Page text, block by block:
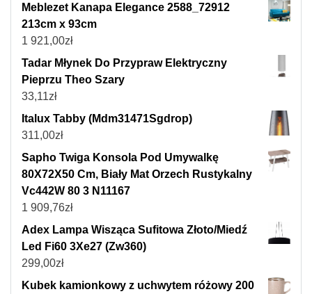
Meblezet Kanapa Elegance 2588_72912
213cm x 93cm
1 921,00zł
Tadar Młynek Do Przypraw Elektryczny
Pieprzu Theo Szary
33,11zł
Italux Tabby (Mdm31471Sgdrop)
311,00zł
Sapho Twiga Konsola Pod Umywalkę
80X72X50 Cm, Biały Mat Orzech Rustykalny
Vc442W 80 3 N11167
1 909,76zł
Adex Lampa Wisząca Sufitowa Złoto/Miedź
Led Fi60 3Xe27 (Zw360)
299,00zł
Kubek kamionkowy z uchwytem różowy 200